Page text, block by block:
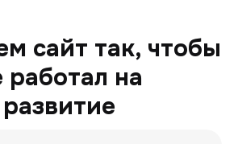
сайт так, чтобы
на